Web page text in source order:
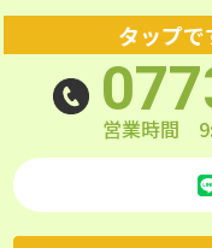
タップ
営業時間